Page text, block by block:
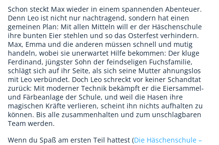
Schon steckt Max wieder in einem spannenden Abenteuer.
Denn Leo ist nicht nur nachtragend, sondern hat einen
gemeinen Plan: Mit allen Mitteln will er der Häschenschule
ihre bunten Eier stehlen und so das Osterfest verhindern.
Max, Emma und die anderen müssen schnell und mutig
handeln, wobei sie unerwartet Hilfe bekommen: Der kluge
Ferdinand, jüngster Sohn der feindseligen Fuchsfamilie,
schlägt sich auf ihr Seite, als sich seine Mutter ahnungslos
mit Leo verbündet. Doch Leo schreckt vor keiner Schandtat
zurück: Mit moderner Technik bekämpft er die Eiersammel-
und Färbeanlage der Schule, und weil die Hasen ihre
magischen Kräfte verlieren, scheint ihn nichts aufhalten zu
können. Bis alle zusammenhalten und zum unschlagbaren
Team werden.
Wenn du Spaß am ersten Teil hattest (Die Häschenschule –